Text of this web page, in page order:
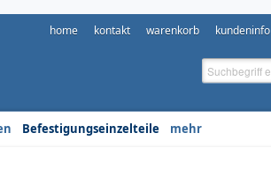
home
kontakt warenkorb kundeninfo
Befestigungseinzelteile mehr